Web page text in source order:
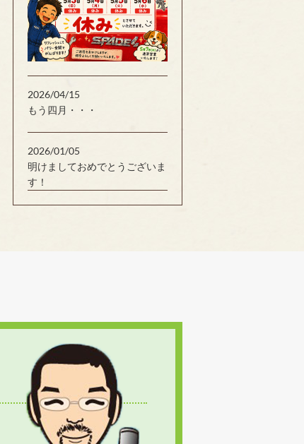
2026/04/15
もう四月・・・
2026/01/05
明けましておめでとうございま
す！